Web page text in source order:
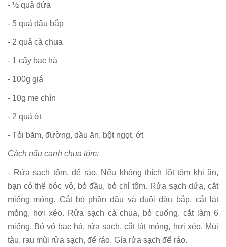
- ½ quả dứa
- 5 quả đậu bắp
- 2 quả cà chua
- 1 cây bạc hà
- 100g giá
- 10g me chín
- 2 quả ớt
- Tỏi băm, đường, dầu ăn, bột ngọt, ớt
Cách nấu canh chua tôm:
- Rửa sạch tôm, để ráo. Nếu không thích lột tôm khi ăn,
bạn có thể bóc vỏ, bỏ đầu, bỏ chỉ tôm. Rửa sạch dứa, cắt
miếng mỏng. Cắt bỏ phần đầu và đuôi đậu bắp, cắt lát
mỏng, hơi xéo. Rửa sạch cà chua, bỏ cuống, cắt làm 6
miếng. Bỏ vỏ bạc hà, rửa sạch, cắt lát mỏng, hơi xéo. Mùi
tàu, rau mùi rửa sạch, để ráo. Gía rửa sạch để ráo.